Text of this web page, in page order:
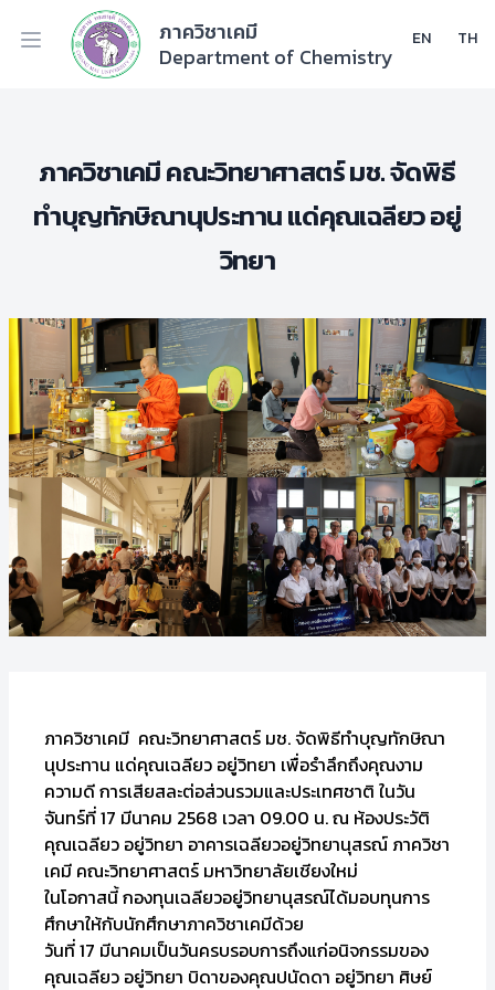
ภาควิชาเคมี
Department of Chemistry
EN TH
ภาควิชาเคมี คณะวิทยาศาสตร์ มช. จัดพิธี
ทำบุญทักษิณานุประทาน แด่คุณเฉลียว อยู่
วิทยา
ภาควิชาเคมี คณะวิทยาศาสตร์ มช. จัดพิธีทำบุญทักษิณา
นุประทาน แด่คุณเฉลียว อยู่วิทยา เพื่อรำลึกถึงคุณงาม
ความดี การเสียสละต่อส่วนรวมและประเทศชาติ ในวัน
จันทร์ที่ 17 มีนาคม 2568 เวลา 09.00 น. ณ ห้องประวัติ
คุณเฉลียว อยู่วิทยา อาคารเฉลียวอยู่วิทยานุสรณ์ ภาควิชา
เคมี คณะวิทยาศาสตร์ มหาวิทยาลัยเชียงใหม่
ในโอกาสนี้ กองทุนเฉลียวอยู่วิทยานุสรณ์ได้มอบทุนการ
ศึกษาให้กับนักศึกษาภาควิชาเคมีด้วย
วันที่ 17 มีนาคมเป็นวันครบรอบการถึงแก่อนิจกรรมของ
คุณเฉลียว อยู่วิทยา บิดาของคุณปนัดดา อยู่วิทยา ศิษย์